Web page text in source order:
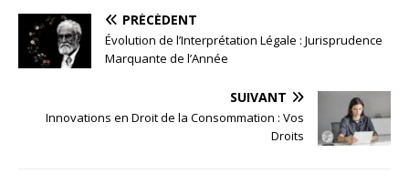
PRÉCÉDENT
Évolution de l’Interprétation Légale : Jurisprudence
Marquante de l’Année
SUIVANT
Innovations en Droit de la Consommation : Vos
Droits